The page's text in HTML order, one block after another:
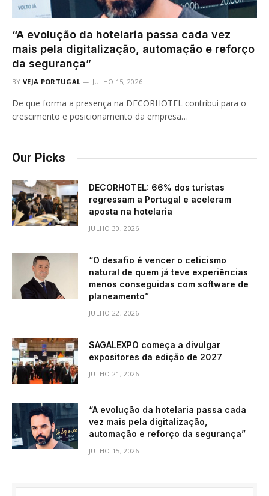
“A evolução da hotelaria passa cada vez
mais pela digitalização, automação e reforço
da segurança”
BY VEJA PORTUGAL JULHO 15, 2026
De que forma a presença na DECORHOTEL contribui para o
crescimento e posicionamento da empresa…
Our Picks
DECORHOTEL: 66% dos turistas
regressam a Portugal e aceleram
aposta na hotelaria
JULHO 30, 2026
“O desafio é vencer o ceticismo
natural de quem já teve experiências
menos conseguidas com software de
planeamento”
JULHO 22, 2026
SAGALEXPO começa a divulgar
expositores da edição de 2027
JULHO 21, 2026
“A evolução da hotelaria passa cada
vez mais pela digitalização,
automação e reforço da segurança”
JULHO 15, 2026